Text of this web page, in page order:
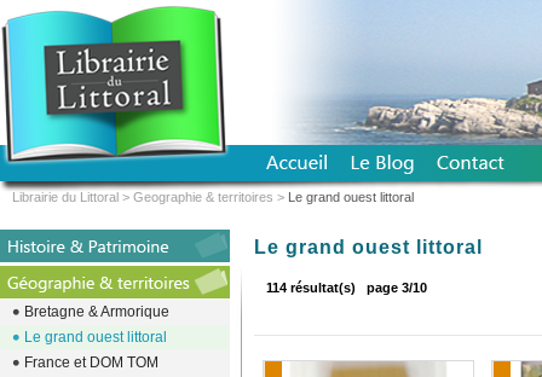
Le grand ouest littoral
114 résultat(s) page 3/10
Bretagne & Armorique
Le grand ouest littoral
France et DOM TOM
Librairie du Littoral > Geographie & territoires > Le grand ouest littoral